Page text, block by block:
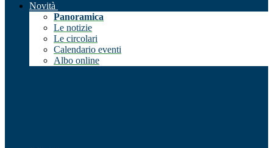
Novità
Panoramica
Le notizie
Le circolari
Calendario eventi
Albo online